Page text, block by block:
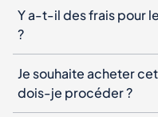
Y a-t-il des frais pour
?
Je souhaite acheter
dois-je procéder ?